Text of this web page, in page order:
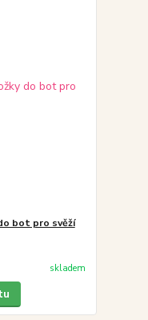
bot pro svěží
skladem